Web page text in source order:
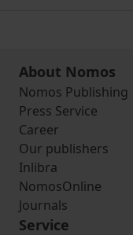
About Nomos
Nomos Publishing
Press Service
Career
Our publishers
Inlibra
NomosOnline
Journals
Service